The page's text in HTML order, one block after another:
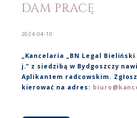
DAM PRACĘ
2024-04-10
„Kancelaria „BN Legal
j.” z siedzibą w Bydgoszczy
Aplikantem radcowskim.
kierować na adres: